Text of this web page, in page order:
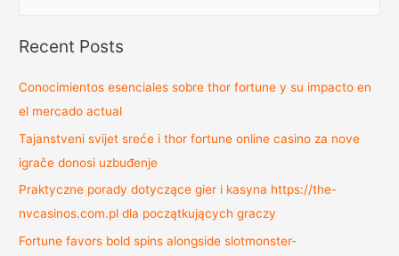
Recent Posts
Conocimientos esenciales sobre thor fortune y su impacto en
el mercado actual
Tajanstveni svijet sreće i thor fortune online casino za nove
igrače donosi uzbuđenje
Praktyczne porady dotyczące gier i kasyna https://the-
nvcasinos.com.pl dla początkujących graczy
Fortune favors bold spins alongside slotmonster-